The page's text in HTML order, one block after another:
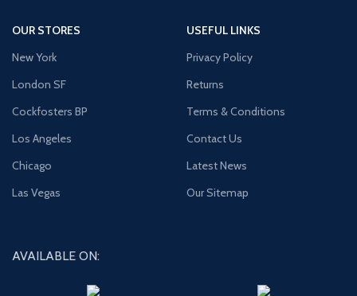
OUR STORES
New York
London SF
Cockfosters BP
Los Angeles
Chicago
Las Vegas
USEFUL LINKS
Privacy Policy
Returns
Terms & Conditions
Contact Us
Latest News
Our Sitemap
AVAILABLE ON: